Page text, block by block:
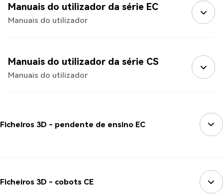
Manuais do utilizador da série EC
Manuais do utilizador
Manuais do utilizador da série CS
Manuais do utilizador
Ficheiros 3D - pendente de ensino EC
Ficheiros 3D - cobots CE